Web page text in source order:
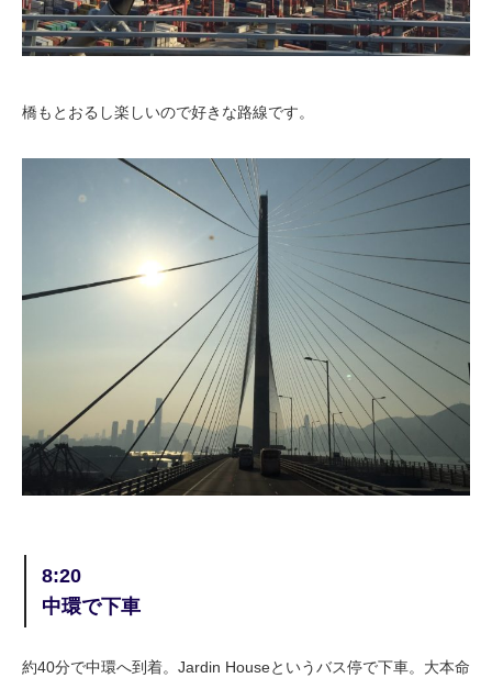
橋もとおるし楽しいので好きな路線です。
8:20
中環で下車
約40分で中環へ到着。Jardin Houseというバス停で下車。大本命